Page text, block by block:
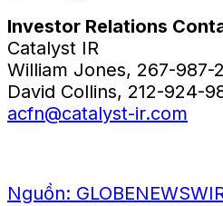
Investor Relations
Catalyst IR
William Jones, 267-987-
David Collins, 212-924-
acfn@catalyst-ir.com
Nguồn: